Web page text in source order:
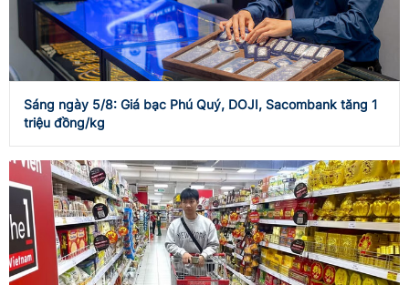
Sáng ngày 5/8: Giá bạc Phú Quý, DOJI, Sacombank tăng 1
triệu đồng/kg